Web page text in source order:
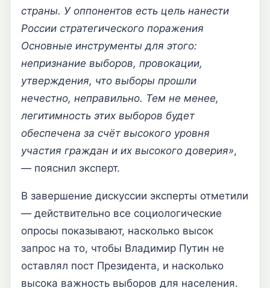
страны. У оппонентов есть цель нанести
России стратегического поражения
Основные инструменты для этого:
непризнание выборов, провокации,
утверждения, что выборы прошли
нечестно, неправильно. Тем не менее,
легитимность этих выборов будет
обеспечена за счёт высокого уровня
участия граждан и их высокого доверия»,
— пояснил эксперт.
В завершение дискуссии эксперты отметили
— действительно все социологические
опросы показывают, насколько высок
запрос на то, чтобы Владимир Путин не
оставлял пост Президента, и насколько
высока важность выборов для населения.